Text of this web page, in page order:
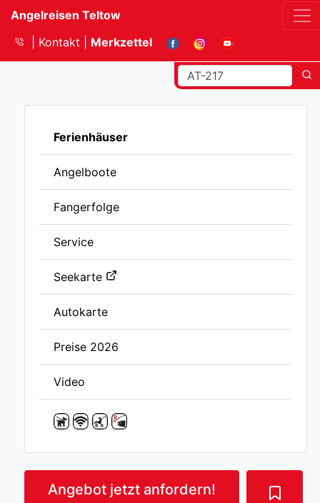
Angelreisen Teltow
Kontakt
Merkzettel
Ferienhäuser
Angelboote
Fangerfolge
Service
Seekarte
Autokarte
Preise 2026
Video
Angebot jetzt anfordern!